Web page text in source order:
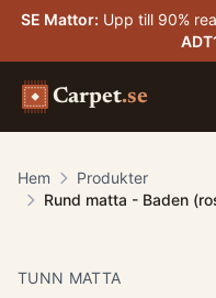
SE Mattor: Upp till 90%
Carpet.se
Hem
Produkter
Rund matta - Baden
TUNN MATTA